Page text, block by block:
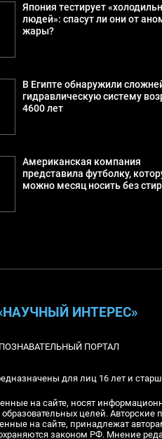
Япония тестирует
людей»: спасут ли они от
жары?
В Египте обнаружили
гидравлическую систему
4600 лет
Американская компания
представила футболку,
можно месяц носить без
ИНТЕРЕС»
ПОРТАЛ
для лиц 16 лет и
на сайте, носят
целей. Авторские
на сайте, принадлежат
законом РФ. Мнение